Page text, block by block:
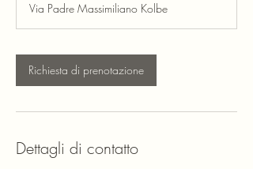
i
n
t
i
Via Padre Massimiliano Kolbe
Richiesta di prenotazione
Dettagli di contatto